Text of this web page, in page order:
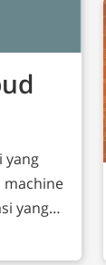
yang
machine
yang